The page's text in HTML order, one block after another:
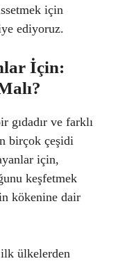
için
ediyoruz.
İçin:
gıdadır ve farklı
birçok çeşidi
için,
keşfetmek
kökenine dair
ülkelerden